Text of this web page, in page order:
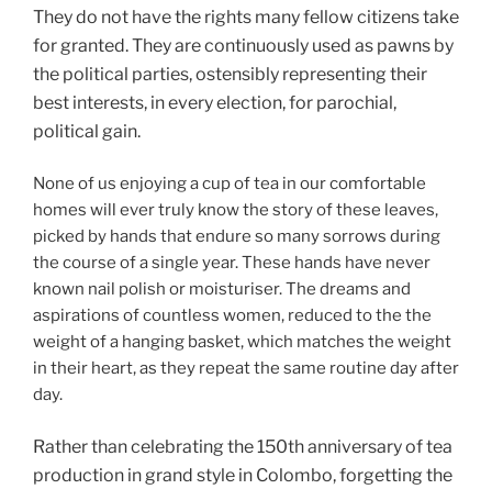
They do not have the rights many fellow citizens take
for granted. They are continuously used as pawns by
the political parties, ostensibly representing their
best interests, in every election, for parochial,
political gain.
None of us enjoying a cup of tea in our comfortable
homes will ever truly know the story of these leaves,
picked by hands that endure so many sorrows during
the course of a single year. These hands have never
known nail polish or moisturiser. The dreams and
aspirations of countless women, reduced to the the
weight of a hanging basket, which matches the weight
in their heart, as they repeat the same routine day after
day.
Rather than celebrating the 150th anniversary of tea
production in grand style in Colombo, forgetting the